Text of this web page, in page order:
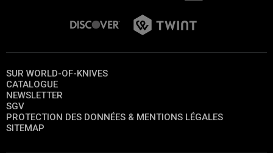
SUR WORLD-OF-KNIVES
CATALOGUE
NEWSLETTER
SGV
PROTECTION DES DONNÉES & MENTIONS LÉGALES
SITEMAP